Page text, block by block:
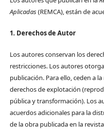
Aplicadas(REMCA), están de
1. Derechos de Autor
Los autores conservan los
restricciones. Los autores
publicación. Para ello, ceden a
derechos de explotación
pública y transformación). Los
acuerdos adicionales para la
de la obra publicada en la